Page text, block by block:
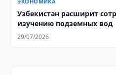
Узбекистан расширит
изучению подземных вод
29/07/2026